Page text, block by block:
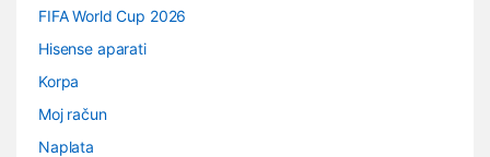
FIFA World Cup 2026
Hisense aparati
Korpa
Moj račun
Naplata